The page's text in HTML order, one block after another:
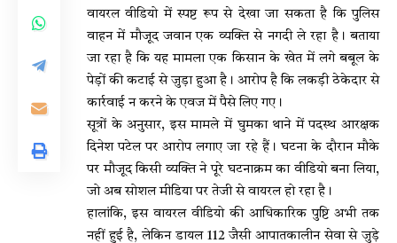
वायरल वीडियो में स्पष्ट रूप से देखा जा सकता है कि पुलिस
वाहन में मौजूद जवान एक व्यक्ति से नगदी ले रहा है। बताया
जा रहा है कि यह मामला एक किसान के खेत में लगे बबूल के
पेड़ों की कटाई से जुड़ा हुआ है। आरोप है कि लकड़ी ठेकेदार से
कार्रवाई न करने के एवज में पैसे लिए गए।
सूत्रों के अनुसार, इस मामले में घुमका थाने में पदस्थ आरक्षक
दिनेश पटेल पर आरोप लगाए जा रहे हैं। घटना के दौरान मौके
पर मौजूद किसी व्यक्ति ने पूरे घटनाक्रम का वीडियो बना लिया,
जो अब सोशल मीडिया पर तेजी से वायरल हो रहा है।
हालांकि, इस वायरल वीडियो की आधिकारिक पुष्टि अभी तक
नहीं हुई है, लेकिन डायल 112 जैसी आपातकालीन सेवा से जुड़े